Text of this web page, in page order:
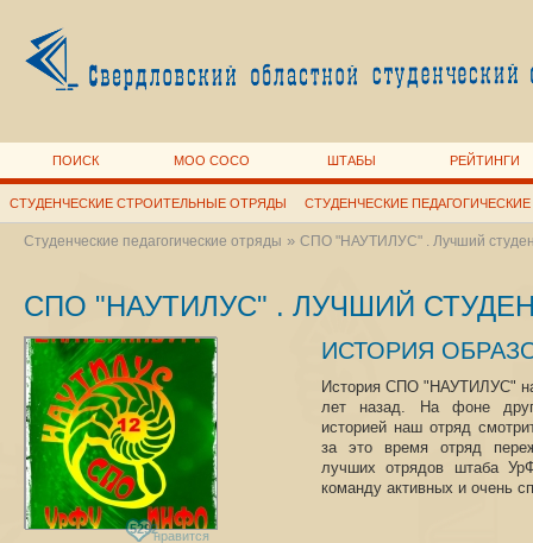
ПОИСК МОО СОСО ШТАБЫ РЕЙТИНГИ
СТУДЕНЧЕСКИЕ СТРОИТЕЛЬНЫЕ ОТРЯДЫ СТУДЕНЧЕСКИЕ
Студенческие педагогические отряды » СПО "НАУТИЛУС" . Лучший
СПО "НАУТИЛУС" . ЛУЧШИЙ
5292нравится
ИСТОРИЯ
История СПО "НАУТИЛУС"
лет назад. На фоне
историей наш отряд
за это время отряд
лучших отрядов штаба
команду активных и очень